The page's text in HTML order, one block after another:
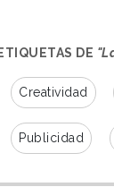
ETIQUETAS DE
Creatividad
Publicidad